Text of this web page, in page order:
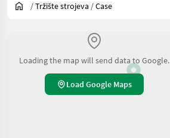
/Tržište strojeva /Case
Loading the map will send data to Google.
Load Google Maps